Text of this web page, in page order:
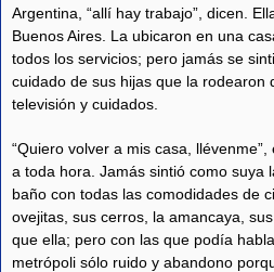
Argentina, “allí hay trabajo”, dicen.
Buenos Aires. La ubicaron en una
todos los servicios; pero jamás se
cuidado de sus hijas que la rodearon
televisión y cuidados.
“Quiero volver a mis casa,
a toda hora. Jamás sintió como suya
baño con todas las comodidades de
ovejitas, sus cerros, la amancaya,
que ella; pero con las que podía
metrópoli sólo ruido y abandono